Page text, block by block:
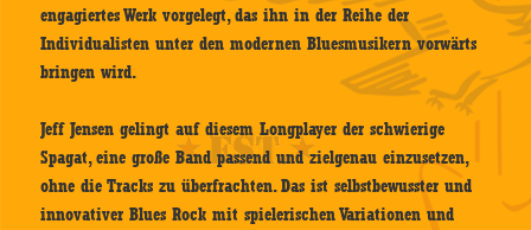
engagiertes Werk vorgelegt, das ihn in der Reihe der
Individualisten unter den modernen Bluesmusikern vorwärts
bringen wird.
Jeff Jensen gelingt auf diesem Longplayer der schwierige
Spagat, eine große Band passend und zielgenau einzusetzen,
ohne die Tracks zu überfrachten. Das ist selbstbewusster und
innovativer Blues Rock mit spielerischen Variationen und